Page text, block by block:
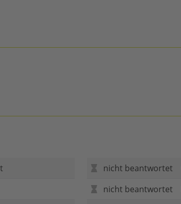
nicht beantwortet
nicht beantwortet